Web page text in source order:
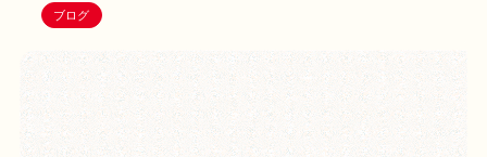
ブログ